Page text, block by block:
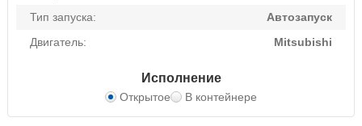
Тип запуска:
Автозапуск
Двигатель:
Mitsubishi
Исполнение
Открытое В контейнере